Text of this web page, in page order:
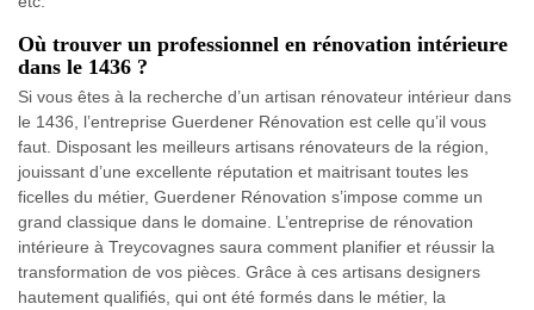
Où trouver un professionnel en rénovation intérieure
dans le 1436 ?
Si vous êtes à la recherche d’un artisan rénovateur intérieur dans
le 1436, l’entreprise Guerdener Rénovation est celle qu’il vous
faut. Disposant les meilleurs artisans rénovateurs de la région,
jouissant d’une excellente réputation et maitrisant toutes les
ficelles du métier, Guerdener Rénovation s’impose comme un
grand classique dans le domaine. L’entreprise de rénovation
intérieure à Treycovagnes saura comment planifier et réussir la
transformation de vos pièces. Grâce à ces artisans designers
hautement qualifiés, qui ont été formés dans le métier, la